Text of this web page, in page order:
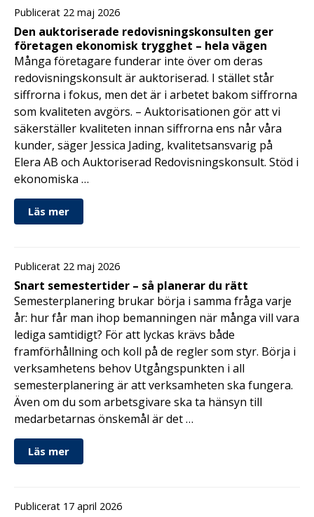
Publicerat 22 maj 2026
Den auktoriserade redovisningskonsulten ger
företagen ekonomisk trygghet – hela vägen
Många företagare funderar inte över om deras
redovisningskonsult är auktoriserad. I stället står
siffrorna i fokus, men det är i arbetet bakom siffrorna
som kvaliteten avgörs. – Auktorisationen gör att vi
säkerställer kvaliteten innan siffrorna ens når våra
kunder, säger Jessica Jading, kvalitetsansvarig på
Elera AB och Auktoriserad Redovisningskonsult. Stöd i
ekonomiska …
Läs mer
Publicerat 22 maj 2026
Snart semestertider – så planerar du rätt
Semesterplanering brukar börja i samma fråga varje
år: hur får man ihop bemanningen när många vill vara
lediga samtidigt? För att lyckas krävs både
framförhållning och koll på de regler som styr. Börja i
verksamhetens behov Utgångspunkten i all
semesterplanering är att verksamheten ska fungera.
Även om du som arbetsgivare ska ta hänsyn till
medarbetarnas önskemål är det …
Läs mer
Publicerat 17 april 2026